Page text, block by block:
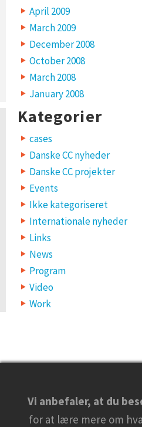
April 2009
March 2009
December 2008
October 2008
March 2008
January 2008
Kategorier
cases
Danske CC nyheder
Danske CC projekter
Events
Ikke kategoriseret
Internationale nyheder
Links
News
Program
Video
Work
Vi anbefaler, at du
for at lære mere om